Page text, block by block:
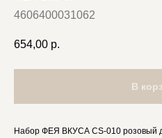
4606400031062
654,00 р.
В
Набор ФЕЯ ВКУСА CS-010 розовый